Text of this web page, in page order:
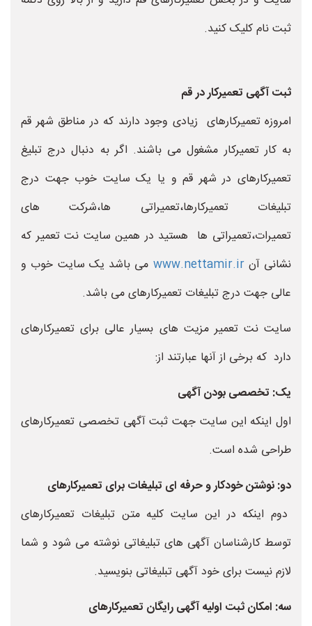
ثبت نام کلیک کنید.
ثبت آگهی تعمیرکار در قم
امروزه تعمیرکارهای زیادی وجود دارند که در مناطق شهر قم
به کار تعمیرکار مشغول می باشند. اگر به دنبال درج تبلیغ
تعمیرکارهای در شهر قم و یا یک سایت خوب جهت درج
تبلیغات تعمیرکارها،تعمیراتی ها،شرکت های
تعمیرات،تعمیراتی ها هستید در همین سایت نت تعمیر که
نشانی آنwww.nettamir.ir می باشد یک سایت خوب و
عالی جهت درج تبلیغات تعمیرکارهای می باشد.
سایت نت تعمیر مزیت های بسیار عالی برای تعمیرکارهای
دارد که برخی از آنها عبارتند از:
یک: تخصصی بودن آگهی
اول اینکه این سایت جهت ثبت آگهی تخصصی تعمیرکارهای
طراحی شده است.
دو: نوشتن خودکار و حرفه ای تبلیغات برای تعمیرکارهای
دوم اینکه در این سایت کلیه متن تبلیغات تعمیرکارهای
توسط کارشناسان آگهی های تبلیغاتی نوشته می شود و شما
لازم نیست برای خود آگهی تبلیغاتی بنویسید.
سه: امکان ثبت اولیه آگهی رایگان تعمیرکارهای